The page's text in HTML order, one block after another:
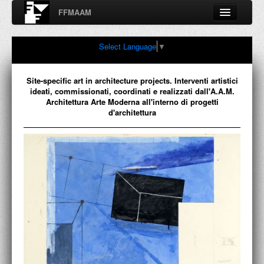
FFMAAM
Fondo Francesco Moschini
A.A.M. Architettura Arte Moderna
Percorsi, nodi, sconfinamenti e contaminazioni tra Arte,
FFMAAM
FRANCESCO MOSCHINI
PUBBLICAZIONI
CONFERENZE
VIDEO
COLLEZIONE
Select Language ▼
Site-specific art in architecture projects. Interventi artistici
ideati, commissionati, coordinati e realizzati dall'A.A.M.
Architettura Arte Moderna all'interno di progetti
d'architettura